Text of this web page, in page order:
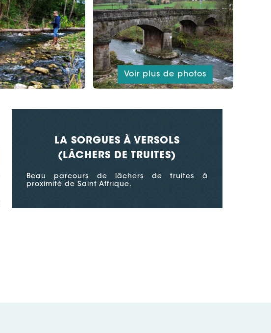
Voir plus de photos
LA SORGUES À VERSOLS
(LÂCHERS DE TRUITES)
Beau parcours de lâchers de truites à
proximité de Saint Affrique.